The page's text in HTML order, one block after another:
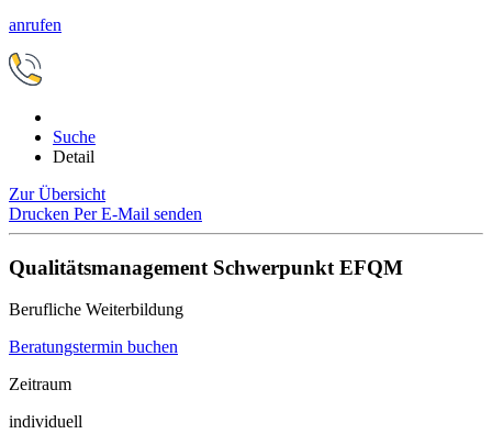
anrufen
Suche
Detail
Zur Übersicht
Drucken Per E-Mail senden
Qualitätsmanagement Schwerpunkt EFQM
Berufliche Weiterbildung
Beratungstermin buchen
Zeitraum
individuell